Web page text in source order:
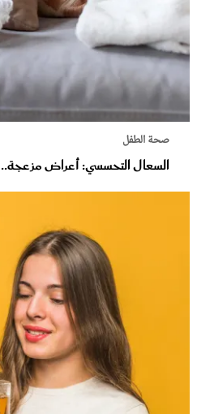
صحة الطفل
السعال التحسسي: أعراض مزعجة..